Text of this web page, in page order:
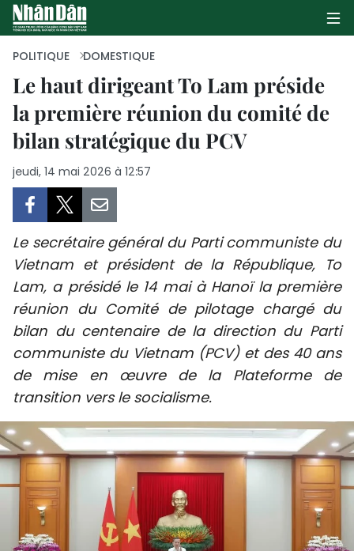
PAGE D'ACCUEIL
POLITIQUE
CULTURE
TOURISME
ENVIRONNEMENT
SPORT
PAYS NATAL
INTERNATIONAL
MÉGASTORIE
POLITIQUE DOMESTIQUE
Le haut dirigeant To Lam préside
la première réunion du comité de
bilan stratégique du PCV
jeudi, 14 mai 2026 à 12:57
Le secrétaire général du Parti communiste du
Vietnam et président de la République, To
Lam, a présidé le 14 mai à Hanoï la première
réunion du Comité de pilotage chargé du
bilan du centenaire de la direction du Parti
communiste du Vietnam (PCV) et des 40 ans
de mise en œuvre de la Plateforme de
transition vers le socialisme.